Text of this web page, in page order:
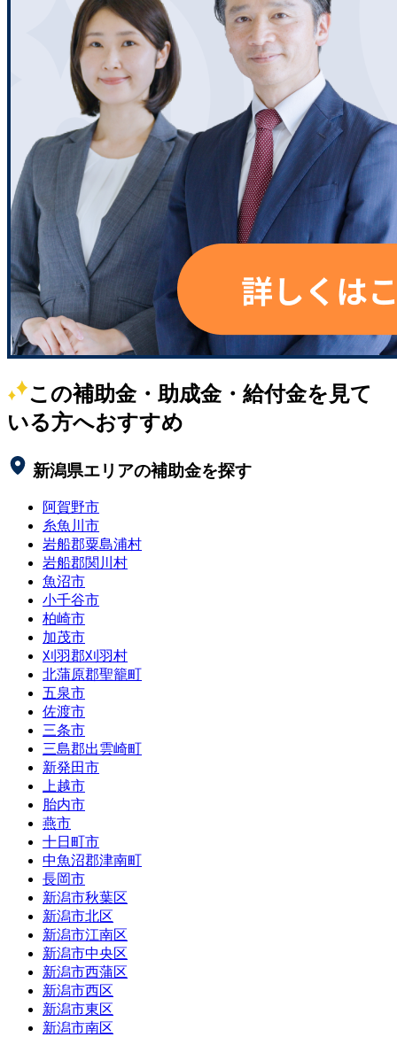
この補助金・助成金・給付金を見て
いる方へおすすめ
新潟県エリアの補助金を探す
阿賀野市
糸魚川市
岩船郡粟島浦村
岩船郡関川村
魚沼市
小千谷市
柏崎市
加茂市
刈羽郡刈羽村
北蒲原郡聖籠町
五泉市
佐渡市
三条市
三島郡出雲崎町
新発田市
上越市
胎内市
燕市
十日町市
中魚沼郡津南町
長岡市
新潟市秋葉区
新潟市北区
新潟市江南区
新潟市中央区
新潟市西蒲区
新潟市西区
新潟市東区
新潟市南区